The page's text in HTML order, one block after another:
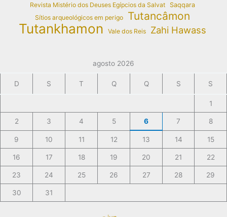
Revista Mistério dos Deuses Egípcios da Salvat
Saqqara
Sítios arqueológicos em perigo
Tutancâmon
Tutankhamon Vale dos Reis Zahi Hawass
agosto 2026
D S T Q Q S S
1
2 3 4 5 6 7 8
9 10 11 12 13 14 15
16 17 18 19 20 21 22
23 24 25 26 27 28 29
30 31